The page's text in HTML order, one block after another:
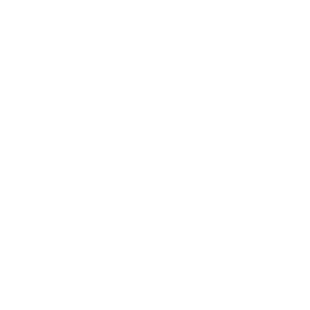
Компания осуществляет возврат и обмен этого товара в
надлежащего и ненадлежащего качества). Обратная
заявленному в описании качеству. Деньги возвращаются
может отказать потребителю в обмене и возврате